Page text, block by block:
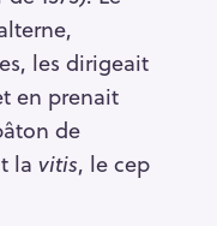
les dirigeait
en prenait
de
lavitis, le cep